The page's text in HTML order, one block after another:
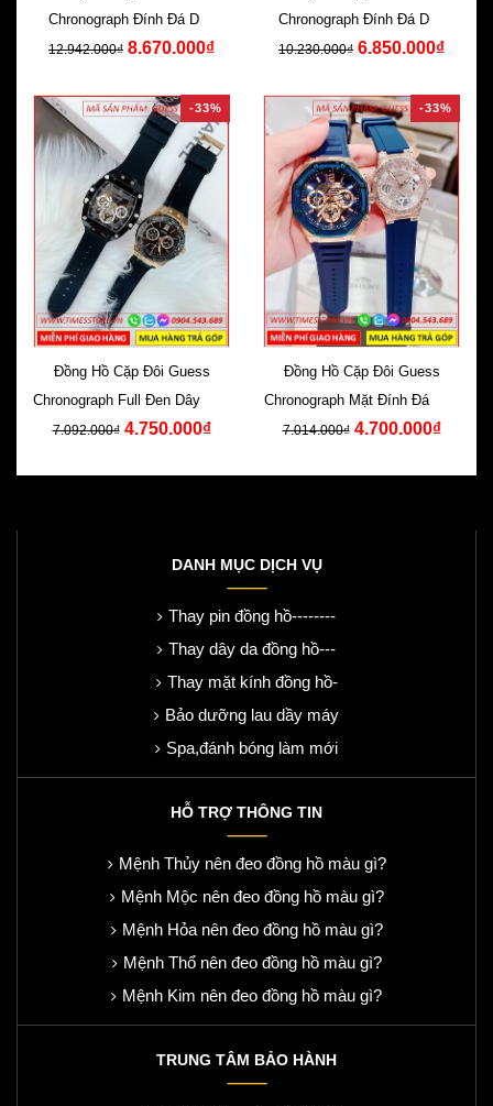
Chronograph Đính Đá Dây
Silicone
12.942.000₫ 8.670.000₫
Chronograph Đính Đá Dây
Silicone Đen
10.230.000₫ 6.850.000₫
-33%
Đồng Hồ Cặp Đôi Guess
Chronograph Full Đen Dây Cao
Su Đen
7.092.000₫ 4.750.000₫
-33%
Đồng Hồ Cặp Đôi Guess
Chronograph Mặt Đính Đá Dây
Silicone Xanh
7.014.000₫ 4.700.000₫
DANH MỤC DỊCH VỤ
Thay pin đồng hồ--------
Thay dây da đồng hồ---
Thay mặt kính đồng hồ-
Bảo dưỡng lau dầy máy
Spa,đánh bóng làm mới
HỖ TRỢ THÔNG TIN
Mệnh Thủy nên đeo đồng hồ màu gì?
Mệnh Mộc nên đeo đồng hồ màu gì?
Mệnh Hỏa nên đeo đồng hồ màu gì?
Mệnh Thổ nên đeo đồng hồ màu gì?
Mệnh Kim nên đeo đồng hồ màu gì?
TRUNG TÂM BẢO HÀNH